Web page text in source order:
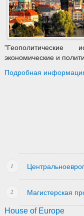
"Геополитические
экономические и
Подробная
Магистерская
House of Europe